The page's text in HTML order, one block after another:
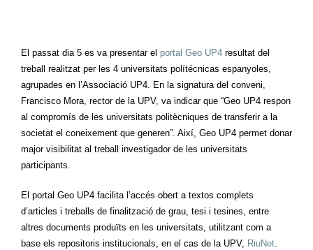
El passat dia 5 es va presentar el portal Geo UP4 resultat del
treball realitzat per les 4 universitats polítécnicas espanyoles,
agrupades en l’Associació UP4. En la signatura del conveni,
Francisco Mora, rector de la UPV, va indicar que “Geo UP4 respon
al compromís de les universitats politècniques de transferir a la
societat el coneixement que generen”. Així, Geo UP4 permet donar
major visibilitat al treball investigador de les universitats
participants.
El portal Geo UP4 facilita l’accés obert a textos complets
d’articles i treballs de finalització de grau, tesi i tesines, entre
altres documents produïts en les universitats, utilitzant com a
base els repositoris institucionals, en el cas de la UPV, RiuNet.